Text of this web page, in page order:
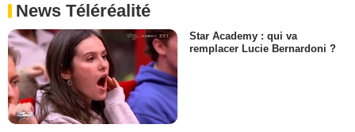
News Téléréalité
Star Academy : qui va
remplacer Lucie Bernardoni ?